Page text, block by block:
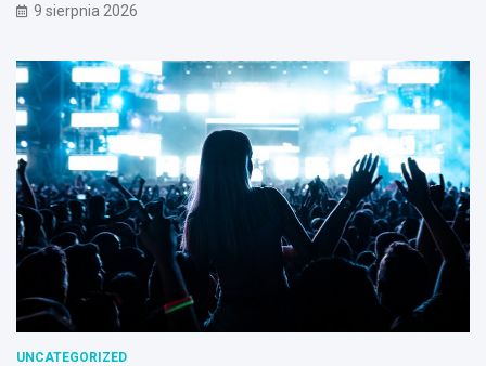
9 sierpnia 2026
UNCATEGORIZED